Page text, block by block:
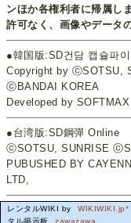
ンほか各権利者に帰属しま
許可なく、画像やデータ
●韓国版:SD건담 캡슐파
Copyright by ⓒSOTSU,
ⓒBANDAI KOREA
Developed by
●台湾版:SD鋼彈 Online
ⓒSOTSU, SUNRISE
PUBUSHED BY
LTD,
レンタルWIKI by WIKIWIKI.jp*
タル掲示板
zawazawa